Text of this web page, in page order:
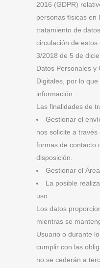
2016 (GDPR)
personas físicas en
tratamiento de
circulación de
3/2018 de 5 de
Datos Personales y
Digitales, por lo
información:
Las finalidades de
Gestionar el
nos solicite a
formas de contacto
disposición.
Gestionar el
La posible
uso
Los datos
mientras se
Usuario o durante
cumplir con las
no se cederán a